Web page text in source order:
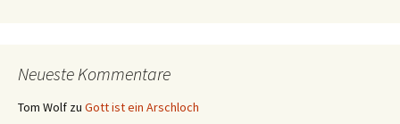
Neueste Kommentare
Tom Wolf zu Gott ist ein Arschloch